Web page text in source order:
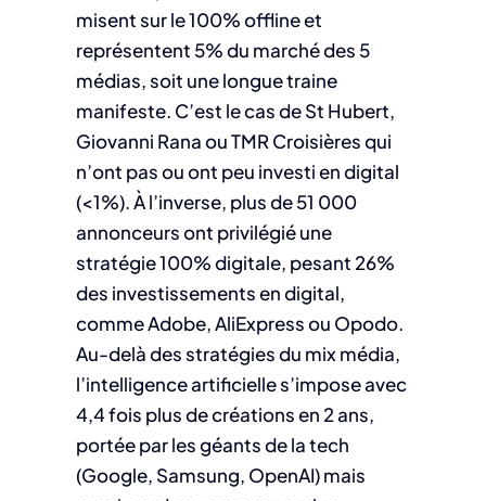
misent sur le 100% offline et
représentent 5% du marché des 5
médias, soit une longue traine
manifeste. C’est le cas de St Hubert,
Giovanni Rana ou TMR Croisières qui
n’ont pas ou ont peu investi en digital
(<1%). À l’inverse, plus de 51 000
annonceurs ont privilégié une
stratégie 100% digitale, pesant 26%
des investissements en digital,
comme Adobe, AliExpress ou Opodo.
Au-delà des stratégies du mix média,
l’intelligence artificielle s’impose avec
4,4 fois plus de créations en 2 ans,
portée par les géants de la tech
(Google, Samsung, OpenAI) mais